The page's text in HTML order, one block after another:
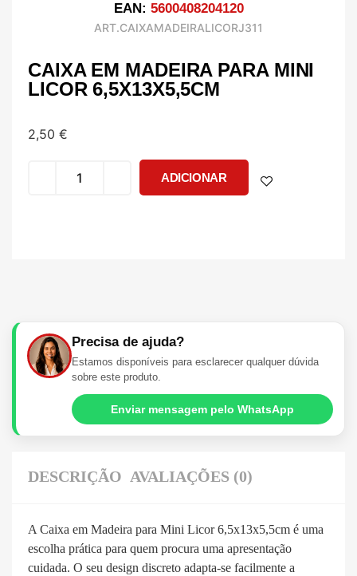
EAN: 5600408204120
ART.CAIXAMADEIRALICORJ311
CAIXA EM MADEIRA PARA MINI
LICOR 6,5X13X5,5CM
2,50 €
ADICIONAR
Precisa de ajuda?
Estamos disponíveis para esclarecer qualquer dúvida
sobre este produto.
Enviar mensagem pelo WhatsApp
DESCRIÇÃO AVALIAÇÕES (0)
A Caixa em Madeira para Mini Licor 6,5x13x5,5cm é uma
escolha prática para quem procura uma apresentação
cuidada. O seu design discreto adapta-se facilmente a